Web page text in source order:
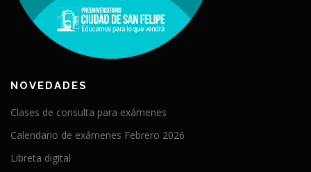
NOVEDADES
Clases de consulta para exámenes
Calendario de exámenes Febrero 2026
Libreta digital